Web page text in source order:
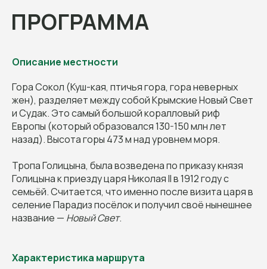
Описание местности
Гора Сокол (Куш-кая, птичья гора, гора неверных
жен), разделяет между собой Крымские Новый Свет
и Судак. Это самый большой коралловый риф
Европы (который образовался 130-150 млн лет
назад). Высота горы 473 м над уровнем моря.
Тропа Голицына, была возведена по приказу князя
Голицына к приезду царя Николая II в 1912 году с
семьёй. Считается, что именно после визита царя в
селение Парадиз посёлок и получил своё нынешнее
название — Новый Свет.
Характеристика маршрута